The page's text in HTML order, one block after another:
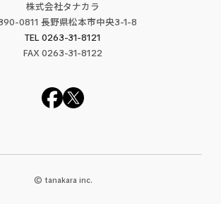
株式会社タナカラ
0811 長野県松本市中央3-1-8
TEL 0263-31-8121
FAX0263-31-8122
© tanakara inc.